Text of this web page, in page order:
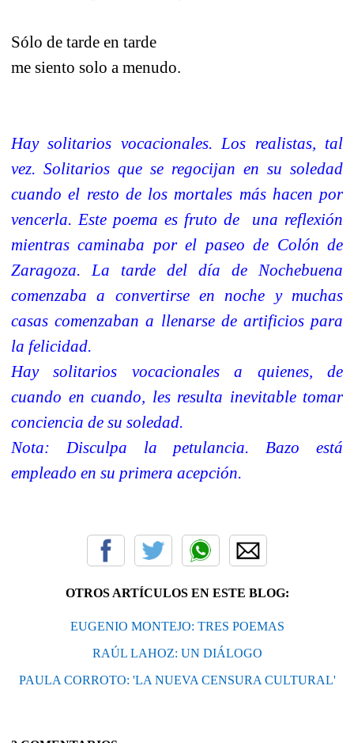
Sólo de tarde en tarde
me siento solo a menudo.
Hay solitarios vocacionales. Los realistas, tal
vez. Solitarios que se regocijan en su soledad
cuando el resto de los mortales más hacen por
vencerla. Este poema es fruto de
una reflexión
mientras caminaba por el paseo de Colón de
Zaragoza. La tarde del día de Nochebuena
comenzaba a convertirse en noche y muchas
casas comenzaban a llenarse de artificios para
la felicidad.
Hay solitarios vocacionales a quienes, de
cuando en cuando, les resulta inevitable tomar
conciencia de su soledad.
Nota: Disculpa la petulancia. Bazo está
empleado en su primera acepción.
OTROS ARTÍCULOS EN ESTE BLOG:
EUGENIO MONTEJO: TRES POEMAS
RAÚL LAHOZ: UN DIÁLOGO
PAULA CORROTO: 'LA NUEVA CENSURA CULTURAL'